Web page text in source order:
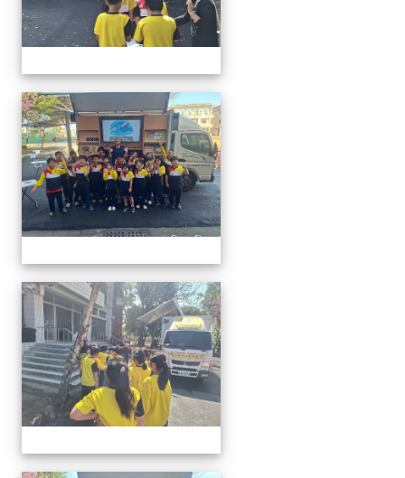
20260302行動英語村巡迴教
20260302行動英語村巡迴教